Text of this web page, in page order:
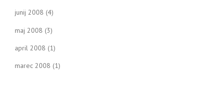
junij 2008 (4)
maj 2008 (3)
april 2008 (1)
marec 2008 (1)